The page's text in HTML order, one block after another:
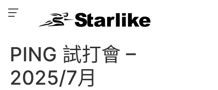
PING 試打會 –
2025/7月